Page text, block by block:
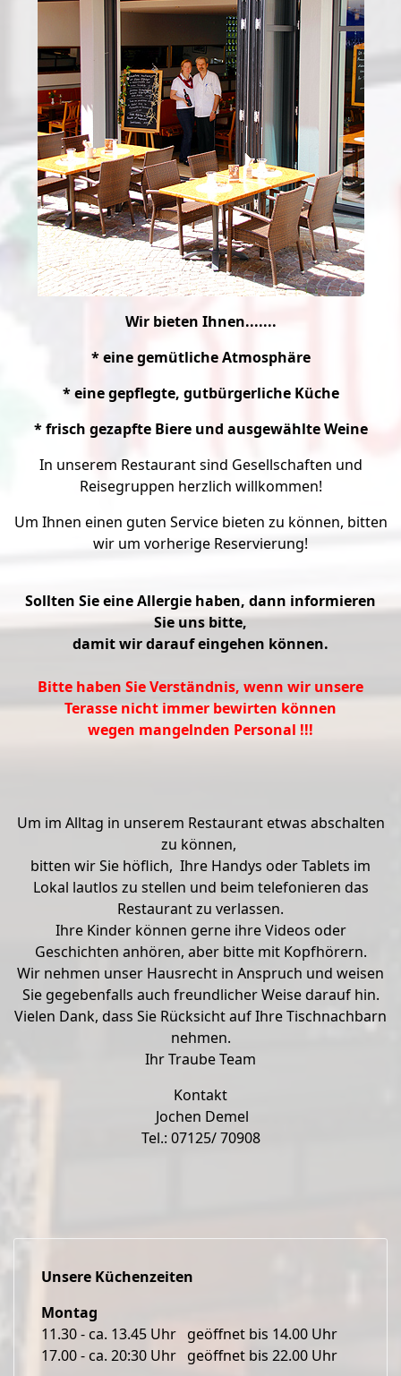
Wir bieten Ihnen.......
* eine gemütliche Atmosphäre
* eine gepflegte, gutbürgerliche Küche
* frisch gezapfte Biere und ausgewählte Weine
In unserem Restaurant sind Gesellschaften und
Reisegruppen herzlich willkommen!
Um Ihnen einen guten Service bieten zu können, bitten
wir um vorherige Reservierung!
Sollten Sie eine Allergie haben, dann informieren
Sie uns bitte,
damit wir darauf eingehen können.
Bitte haben Sie Verständnis, wenn wir unsere
Terassenicht immer bewirten können
wegen mangelnden Personal !!!
Um im Alltag in unserem Restaurant etwas abschalten
zu können,
bitten wir Sie höflich, Ihre Handys oder Tablets im
Lokal lautlos zu stellen und beim telefonieren das
Restaurant zu verlassen.
Ihre Kinder können gerne ihre Videos oder
Geschichten anhören, aber bitte mit Kopfhörern.
Wir nehmen unser Hausrecht in Anspruch und weisen
Sie gegebenfalls auch freundlicher Weise darauf hin.
Vielen Dank, dass Sie Rücksicht auf Ihre Tischnachbarn
nehmen.
Ihr Traube Team
Kontakt
Jochen Demel
Tel.: 07125/ 70908
Unsere Küchenzeiten
Montag
11.30 - ca. 13.45 Uhr geöffnet bis 14.00 Uhr
17.00 - ca. 20:30 Uhr geöffnet bis 22.00 Uhr